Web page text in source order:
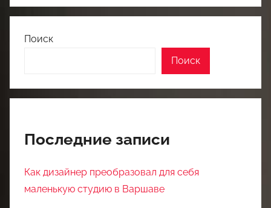
Поиск
Поиск
Последние записи
Как дизайнер преобразовал для себя
маленькую студию в Варшаве